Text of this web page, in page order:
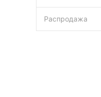
Распродажа